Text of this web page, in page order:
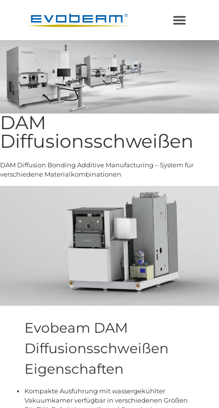
DAM
Diffusionsschweißen
DAM Diffusion Bonding Additive Manufacturing – System für
verschiedene Materialkombinationen
Evobeam DAM
Diffusionsschweißen
Eigenschaften
Kompakte Ausführung mit wassergekühlter
Vakuumkamer verfügbar in verschiedenen Größen